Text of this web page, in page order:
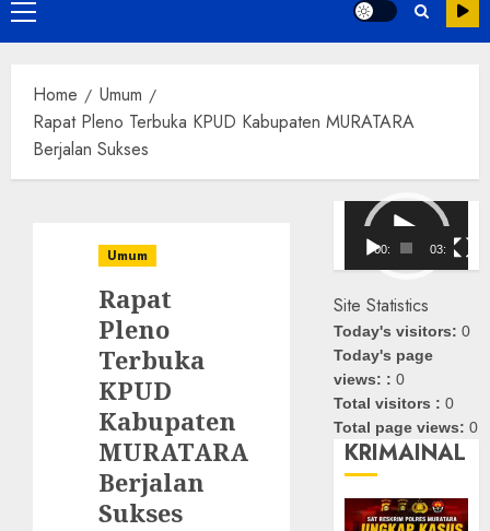
Primary
Menu
Home
Umum
Rapat Pleno Terbuka KPUD Kabupaten MURATARA
Berjalan Sukses
Umum
Rapat
Pleno
Terbuka
KPUD
Kabupaten
MURATARA
Berjalan
Sukses
Pemutar
Video
00:00 03:08
Site Statistics
Today's visitors:0
Today's page
views: :0
Total visitors :0
Total page views:0
KRIMAINAL